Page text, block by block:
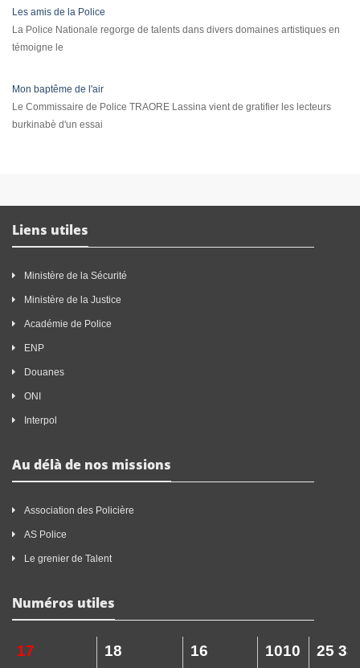
Les amis de la Police
La Police Nationale regorge de talents dans divers domaines artistiques en
témoigne le
Mon baptême de l'air
Le Commissaire de Police TRAORE Lassina vient de gratifier les lecteurs
burkinabè d'un essai
Liens utiles
Ministère de la Sécurité
Ministère de la Justice
Académie de Police
ENP
Douanes
ONI
Interpol
Au délà de nos missions
Association des Policière
AS Police
Le grenier de Talent
Numéros utiles
17 18 16 1010 25 33